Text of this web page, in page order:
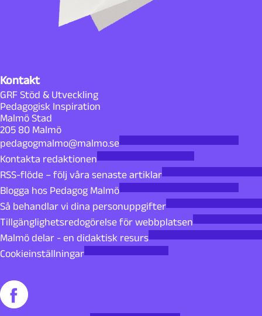
Kontakt
GRF Stöd & Utveckling
Pedagogisk Inspiration
Malmö Stad
205 80 Malmö
pedagogmalmo@malmo.se
Kontakta redaktionen
RSS-flöde – följ våra senaste artiklar
Blogga hos Pedagog Malmö
Så behandlar vi dina personuppgifter
Tillgänglighetsredogörelse för webbplatsen
Malmö delar - en didaktisk resurs
Cookieinställningar